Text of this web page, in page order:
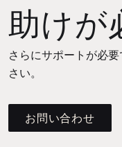
助けが
さらにサポートが必
さい。
お問い合わせ